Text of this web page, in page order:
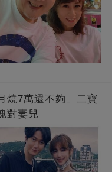
燒7萬還不夠」二寶
對妻兒